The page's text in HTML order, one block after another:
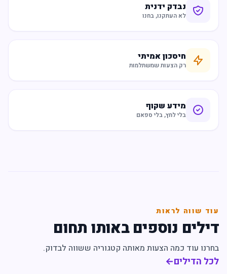
נבדק ידנית
לא העתקנו, בחנו
חיסכון אמיתי
רק הצעות שמשתלמות
מידע שקוף
בלי לחץ, בלי ספאם
עוד שווה לראות
דילים נוספים באותו תחום
בחרנו עוד כמה הצעות מאותה קטגוריה ששווה לבדוק.
לכל הדילים←